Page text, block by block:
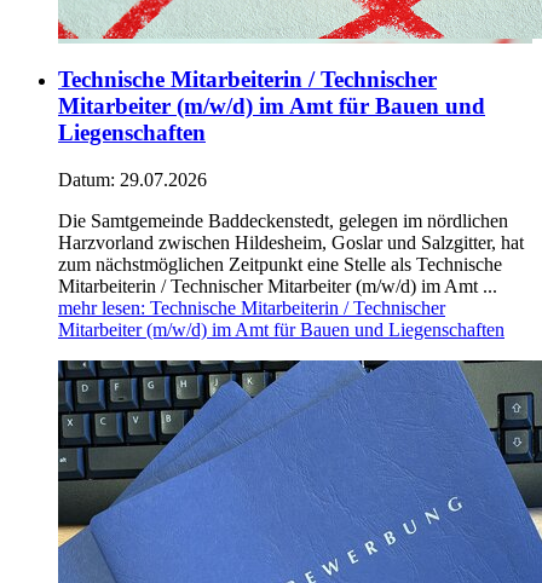
Technische Mitarbeiterin / Technischer
Mitarbeiter (m/w/d) im Amt für Bauen und
Liegenschaften
Datum: 29.07.2026
Die Samtgemeinde Baddeckenstedt, gelegen im nördlichen
Harzvorland zwischen Hildesheim, Goslar und Salzgitter, hat
zum nächstmöglichen Zeitpunkt eine Stelle als Technische
Mitarbeiterin / Technischer Mitarbeiter (m/w/d) im Amt ...
mehr lesen: Technische Mitarbeiterin / Technischer
Mitarbeiter (m/w/d) im Amt für Bauen und Liegenschaften